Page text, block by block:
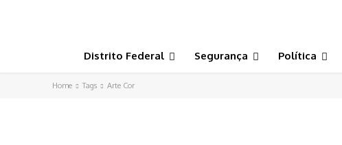
Distrito Federal Segurança Política
Home Tags Arte Cor